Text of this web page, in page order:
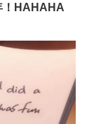
！HAHAHA